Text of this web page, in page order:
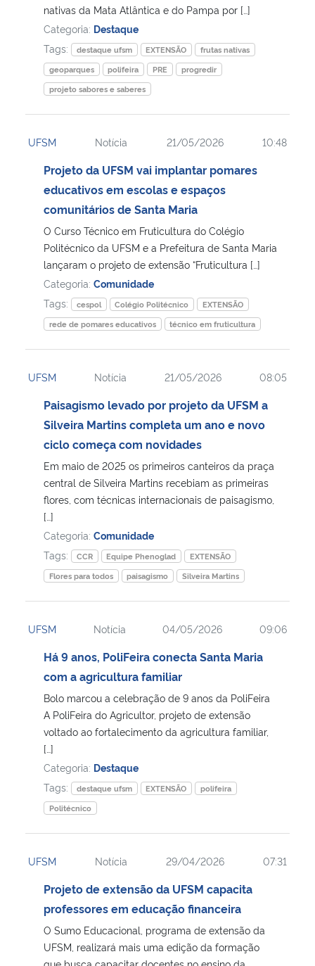
nativas da Mata Atlântica e do Pampa por […]
Categoria: Destaque
Tags:
destaque ufsm EXTENSÃO
frutas nativas
geoparques
polifeira PRE
progredir
projeto sabores e saberes
UFSM Notícia 21/05/2026 10:48
Projeto da UFSM vai implantar pomares
educativos em escolas e espaços
comunitários de Santa Maria
O Curso Técnico em Fruticultura do Colégio
Politécnico da UFSM e a Prefeitura de Santa Maria
lançaram o projeto de extensão “Fruticultura […]
Categoria: Comunidade
Tags:
cespol Colégio Politécnico
EXTENSÃO
rede de pomares educativos
técnico em fruticultura
UFSM Notícia 21/05/2026 08:05
Paisagismo levado por projeto da UFSM a
Silveira Martins completa um ano e novo
ciclo começa com novidades
Em maio de 2025 os primeiros canteiros da praça
central de Silveira Martins recebiam as primeiras
flores, com técnicas internacionais de paisagismo,
[…]
Categoria: Comunidade
Tags:
CCR Equipe Phenoglad
EXTENSÃO
Flores para todos
paisagismo Silveira Martins
UFSM Notícia 04/05/2026 09:06
Há 9 anos, PoliFeira conecta Santa Maria
com a agricultura familiar
Bolo marcou a celebração de 9 anos da PoliFeira
A PoliFeira do Agricultor, projeto de extensão
voltado ao fortalecimento da agricultura familiar,
[…]
Categoria: Destaque
Tags:
destaque ufsm EXTENSÃO
polifeira
Politécnico
UFSM Notícia 29/04/2026 07:31
Projeto de extensão da UFSM capacita
professores em educação financeira
O Sumo Educacional, programa de extensão da
UFSM, realizará mais uma edição da formação
que busca capacitar docentes no ensino da